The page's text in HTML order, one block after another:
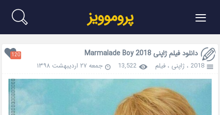
≡ پروموویز
دانلود فیلم ژاپنی Marmalade Boy 2018 120
2018 ،ژاپنی ،فیلم 13,522 جمعه ۲۷ اردیبهشت ۱۳۹۸